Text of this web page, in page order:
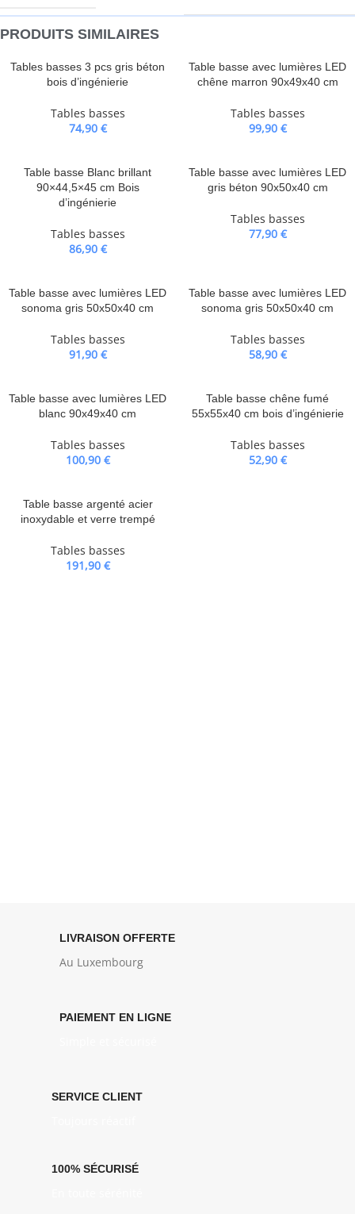
PRODUITS SIMILAIRES
Tables basses 3 pcs gris béton
bois d’ingénierie
Tables basses
74,90 €
Table basse avec lumières LED
chêne marron 90x49x40 cm
Tables basses
99,90 €
Table basse Blanc brillant
90×44,5×45 cm Bois
d’ingénierie
Tables basses
86,90 €
Table basse avec lumières LED
gris béton 90x50x40 cm
Tables basses
77,90 €
Table basse avec lumières LED
sonoma gris 50x50x40 cm
Tables basses
91,90 €
Table basse avec lumières LED
sonoma gris 50x50x40 cm
Tables basses
58,90 €
Table basse avec lumières LED
blanc 90x49x40 cm
Tables basses
100,90 €
Table basse chêne fumé
55x55x40 cm bois d’ingénierie
Tables basses
52,90 €
Table basse argenté acier
inoxydable et verre trempé
Tables basses
191,90 €
LIVRAISON OFFERTE
Au Luxembourg
PAIEMENT EN LIGNE
SERVICE CLIENT
100% SÉCURISÉ